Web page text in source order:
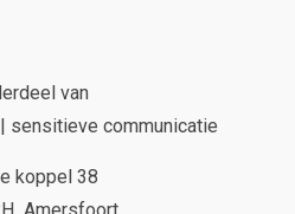
van
| sensitieve communicatie
koppel 38